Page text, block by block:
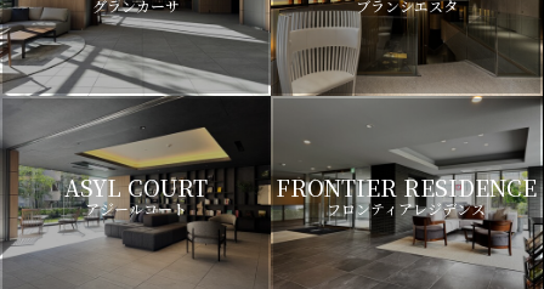
グランカーサ ブランシエスタ
ASYL COURT
アジールコート
FRONTIER RESIDENCE
フロンティアレジデンス